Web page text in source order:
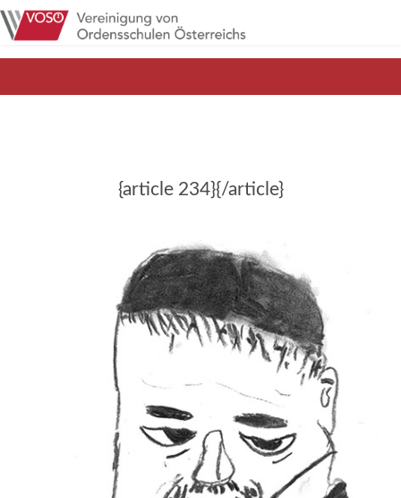
{article 234}{/article}